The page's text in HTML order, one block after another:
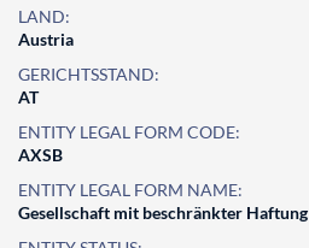
LAND:
Austria
GERICHTSSTAND:
AT
ENTITY LEGAL FORM CODE:
AXSB
ENTITY LEGAL FORM NAME:
Gesellschaft mit beschränkter Haftung